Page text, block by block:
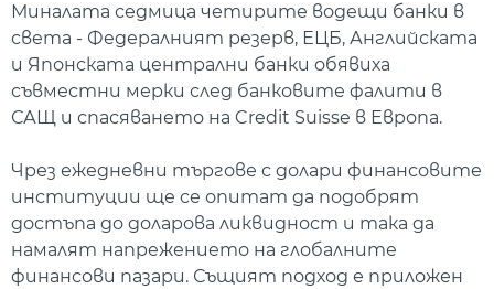
Миналата седмица четирите водещи банки в
света - Федералният резерв, ЕЦБ, Английската
и Японската централни банки обявиха
съвместни мерки след банковите фалити в
САЩ и спасяването на Credit Suisse в Европа.
Чрез ежедневни търгове с долари финансовите
институции ще се опитат да подобрят
достъпа до доларова ликвидност и така да
намалят напрежението на глобалните
финансови пазари. Същият подход е приложен